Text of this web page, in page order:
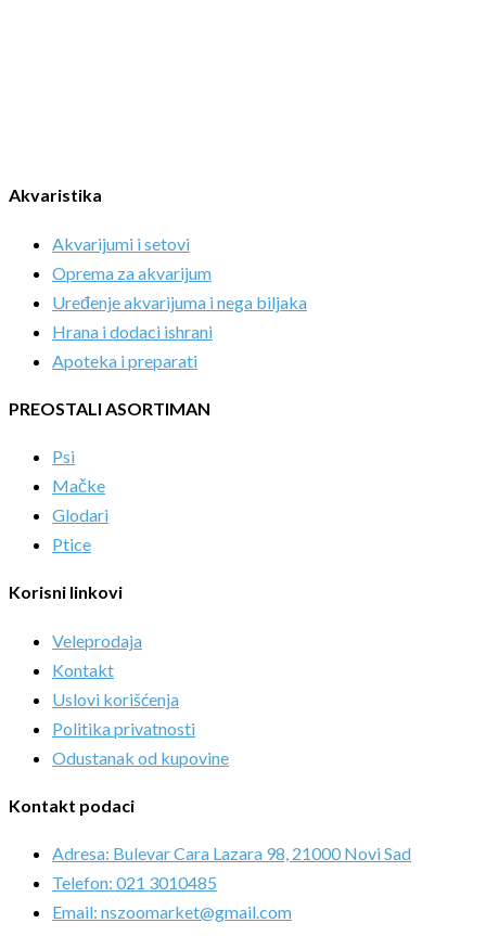
Akvaristika
Akvarijumi i setovi
Oprema za akvarijum
Uređenje akvarijuma i nega biljaka
Hrana i dodaci ishrani
Apoteka i preparati
PREOSTALI ASORTIMAN
Psi
Mačke
Glodari
Ptice
Korisni linkovi
Veleprodaja
Kontakt
Uslovi korišćenja
Politika privatnosti
Odustanak od kupovine
Kontakt podaci
Adresa: Bulevar Cara Lazara 98, 21000 Novi Sad
Telefon: 021 3010485
Email: nszoomarket@gmail.com